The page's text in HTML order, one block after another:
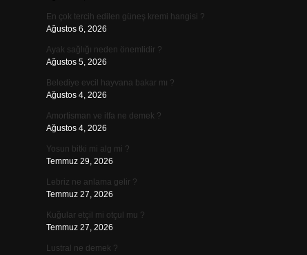
En çok tercih edilen güneş kremi hangisi ?
Ağustos 6, 2026
Ayak sağlığı neden önemlidir ?
Ağustos 5, 2026
Belediye evcil hayvana bakar mı ?
Ağustos 4, 2026
Amortisman ve itfa ne demek ?
Ağustos 4, 2026
Yosun bitki mi alg mi ?
Temmuz 29, 2026
Lebriz ne anlama gelir ?
Temmuz 27, 2026
Kuğular etçil mi otçul mu ?
Temmuz 27, 2026
Lustral ne demek ?